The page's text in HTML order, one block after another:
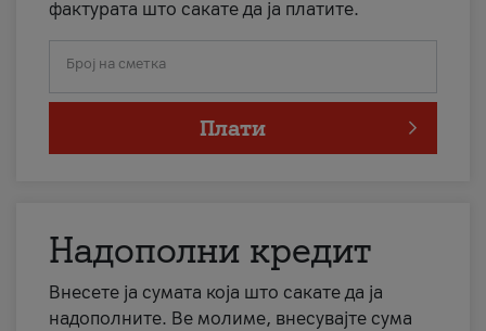
фактурата што сакате да ја платите.
Број на сметка
Плати
Надополни кредит
Внесете ја сумата која што сакате да ја
надополните. Ве молиме, внесувајте сума